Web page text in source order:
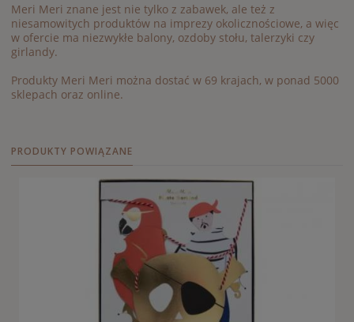
Meri Meri znane jest nie tylko z zabawek, ale też z
niesamowitych produktów na imprezy okolicznościowe, a więc
w ofercie ma niezwykłe balony, ozdoby stołu, talerzyki czy
girlandy.
Produkty Meri Meri można dostać w 69 krajach, w ponad 5000
sklepach oraz online.
PRODUKTY POWIĄZANE